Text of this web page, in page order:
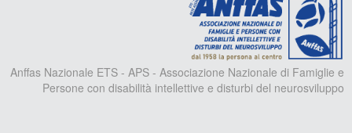
Anffas Nazionale ETS - APS - Associazione Nazionale di Famiglie e
Persone con disabilità intellettive e disturbi del neurosviluppo